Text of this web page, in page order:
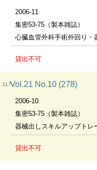
2006-11
集密53-75（製本雑誌）
心臓血管外科手術外回り・
貸出不可
117Vol.21 No.10 (278)
2006-10
集密53-75（製本雑誌）
器械出しスキルアップトレ
貸出不可